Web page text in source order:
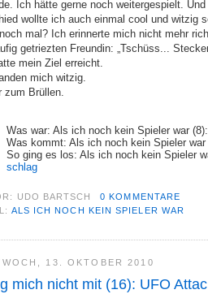
Ich hätte gerne noch weitergespielt.
wollte ich auch einmal cool und witzig
mal? Ich erinnerte mich nicht mehr
getriezten Freundin: „Tschüss...
mein Ziel erreicht.
mich witzig.
zum Brüllen.
Was war: Als ich noch kein Spieler war
Was kommt: Als ich noch kein Spieler
So ging es los: Als ich noch kein Spieler
schlag
UDO BARTSCH
0 KOMMENTARE
ALS ICH NOCH KEIN SPIELER WAR
13. OKTOBER 2010
mich nicht mit (16): UFO